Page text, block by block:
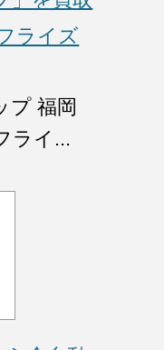
ライズ
プ 福岡
ライ...